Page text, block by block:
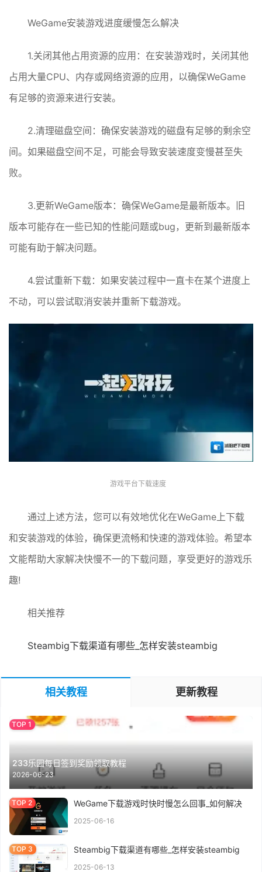
WeGame安装游戏进度缓慢怎么解决
1.关闭其他占用资源的应用：在安装游戏时，关闭其他
占用大量CPU、内存或网络资源的应用，以确保WeGame
有足够的资源来进行安装。
2.清理磁盘空间：确保安装游戏的磁盘有足够的剩余空
间。如果磁盘空间不足，可能会导致安装速度变慢甚至失
败。
3.更新WeGame版本：确保WeGame是最新版本。旧
版本可能存在一些已知的性能问题或bug，更新到最新版本
可能有助于解决问题。
4.尝试重新下载：如果安装过程中一直卡在某个进度上
不动，可以尝试取消安装并重新下载游戏。
游戏平台下载速度
通过上述方法，您可以有效地优化在WeGame上下载
和安装游戏的体验，确保更流畅和快速的游戏体验。希望本
文能帮助大家解决快慢不一的下载问题，享受更好的游戏乐
趣!
相关推荐
Steambig下载渠道有哪些_怎样安装steambig
相关教程 更新教程
233乐园每日签到奖励领取教程
2026-06-23
WeGame下载游戏时快时慢怎么回事_如何解决
2025-06-16
Steambig下载渠道有哪些_怎样安装steambig
2025-06-13